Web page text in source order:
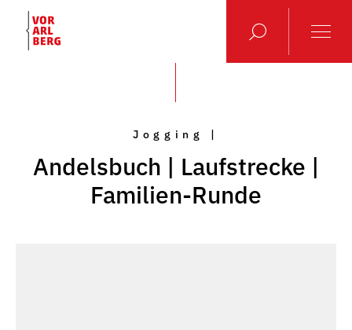
Jogging |
Andelsbuch | Laufstrecke |
Familien-Runde